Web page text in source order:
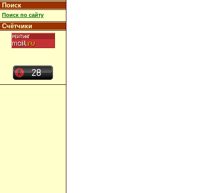
Поиск
Поиск по сайту
Счётчики